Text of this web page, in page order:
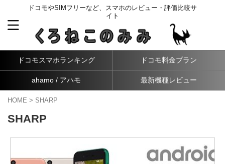
ドコモやSIMフリーなど、スマホのレビュー・評価比較サ
イト
ドコモスマホランキング ドコモ料金プラン
ahamo / アハモ 最新機種レビュー
HOME > SHARP
SHARP